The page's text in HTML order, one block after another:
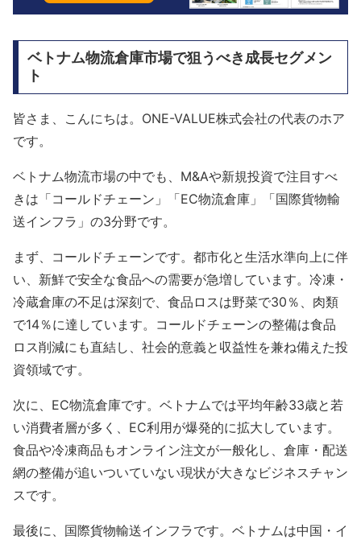
ベトナム物流倉庫市場で狙うべき成長セグメン
ト
皆さま、こんにちは。ONE-VALUE株式会社の代表のホア
です。
ベトナム物流市場の中でも、M&Aや新規投資で注目すべ
きは「コールドチェーン」「EC物流倉庫」「国際貨物輸
送インフラ」の3分野です。
まず、コールドチェーンです。都市化と生活水準向上に伴
い、新鮮で安全な食品への需要が急増しています。冷凍・
冷蔵倉庫の不足は深刻で、食品ロスは野菜で30％、肉類
で14％に達しています。コールドチェーンの整備は食品
ロス削減にも直結し、社会的意義と収益性を兼ね備えた投
資領域です。
次に、EC物流倉庫です。ベトナムでは平均年齢33歳と若
い消費者層が多く、EC利用が爆発的に拡大しています。
食品や冷凍商品もオンライン注文が一般化し、倉庫・配送
網の整備が追いついていない現状が大きなビジネスチャン
スです。
最後に、国際貨物輸送インフラです。ベトナムは中国・イ